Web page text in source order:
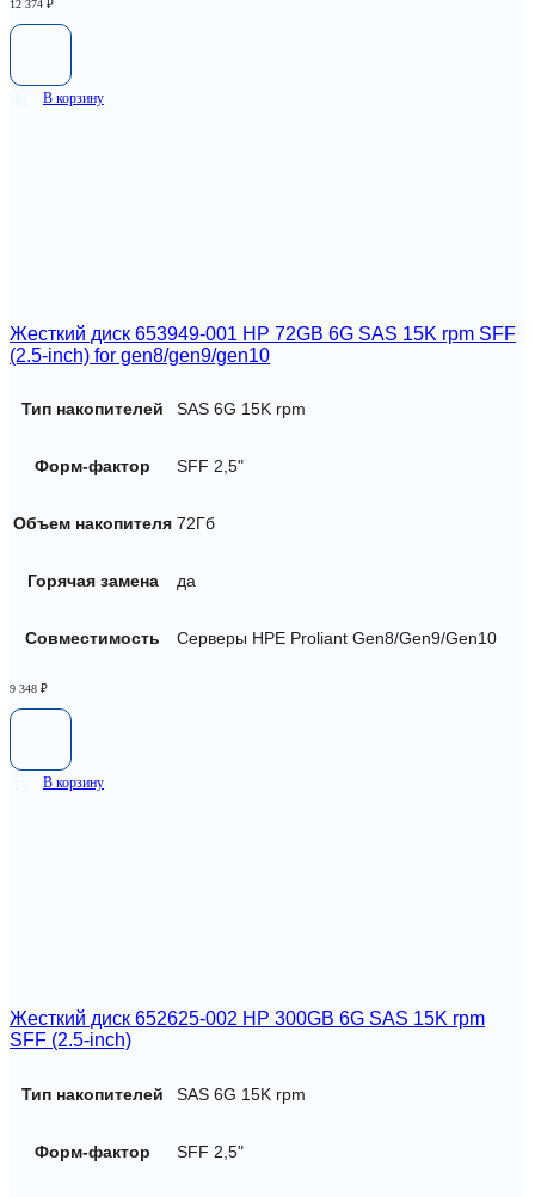
12 374 ₽
В корзину
Жесткий диск 653949-001 HP 72GB 6G SAS 15K rpm SFF
(2.5-inch) for gen8/gen9/gen10
Тип накопителей SAS 6G 15K rpm
Форм-фактор SFF 2,5"
Объем накопителя 72Гб
Горячая замена да
Совместимость Серверы HPE Proliant Gen8/Gen9/Gen10
9 348 ₽
В корзину
Жесткий диск 652625-002 HP 300GB 6G SAS 15K rpm
SFF (2.5-inch)
Тип накопителей SAS 6G 15K rpm
Форм-фактор SFF 2,5"